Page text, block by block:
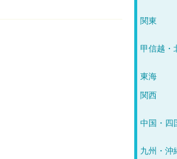
関東
甲信越・
東海
関西
中国・四
九州・沖